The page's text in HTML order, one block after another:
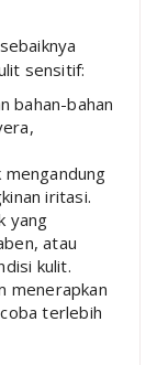
sensitif:
bahan-bahan
mengandung
iritasi.
yang
atau
kulit.
menerapkan
terlebih